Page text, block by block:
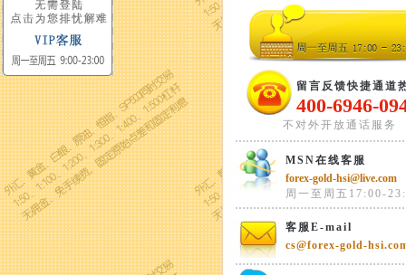
留言反馈快捷通道
400-6946-
不对外开放通话服务
MSN在线客服
forex-gold-hsi@live.com
周一至周五17:00-
客服E-mail
cs@forex-gold-